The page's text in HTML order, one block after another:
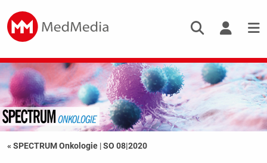
« SPECTRUM Onkologie |SO 08|2020